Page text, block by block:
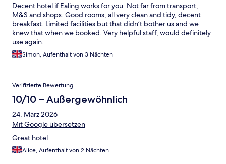
Decent hotel if Ealing works for you. Not far from transport,
M&S and shops. Good rooms, all very clean and tidy, decent
breakfast. Limited facilities but that didn’t bother us and we
knew that when we booked. Very helpful staff, would definitely
use again.
Simon, Aufenthalt von 3 Nächten
Verifizierte Bewertung
10/10 – Außergewöhnlich
24. März 2026
Mit Google übersetzen
Great hotel
Alice, Aufenthalt von 2 Nächten